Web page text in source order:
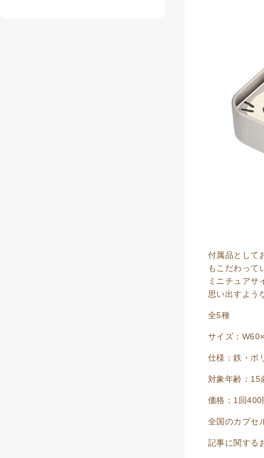
付属品として
もこだわって
ミニチュアサ
思い出すよう
全5種
サイズ：
仕様：鉄・ポ
対象年齢：15
価格：1回
全国のカプセ
記事に関する